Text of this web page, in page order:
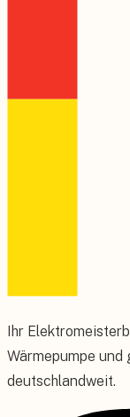
Ihr
Wärmepumpe
deutschlandweit.